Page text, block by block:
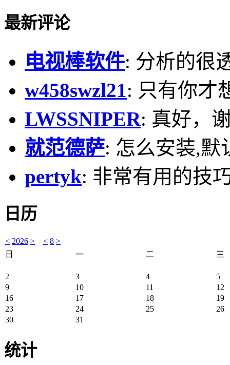
最新评论
电视棒软件: 分析的很
w458swzl21 : 只有你才
LWSSNIPER: 真好，
就范德萨: 怎么安装,默
pertyk: 非常有用的技
日历
< 2026 > < 8 >
日
一 二 三
2 3 4
5
9
10 11
12
16
17 18
19
23
24 25
26
30
31
统计